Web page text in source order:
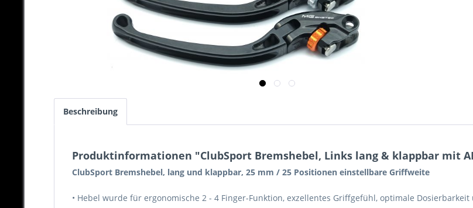
Beschreibung
Produktinformationen "ClubSport Bremshebel, Links lang & klappbar mit
ClubSport Bremshebel, lang und klappbar, 25 mm / 25 Positionen einstellbare Griffweite
• Hebel wurde für ergonomische 2 - 4 Finger-Funktion, exzellentes Griffgefühl, optimale